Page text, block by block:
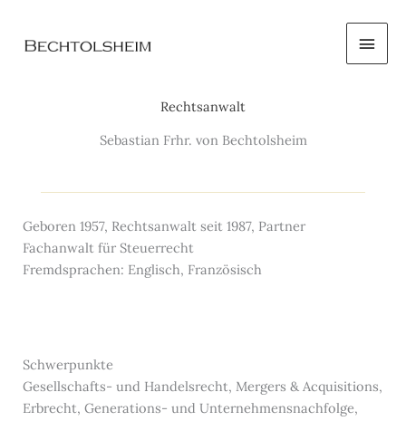
springen
Rechtsanwalt
Sebastian Frhr. von Bechtolsheim
Geboren 1957, Rechtsanwalt seit 1987, Partner
Fachanwalt für Steuerrecht
Fremdsprachen: Englisch, Französisch
Schwerpunkte
Gesellschafts- und Handelsrecht, Mergers & Acquisitions,
Erbrecht, Generations- und Unternehmensnachfolge,